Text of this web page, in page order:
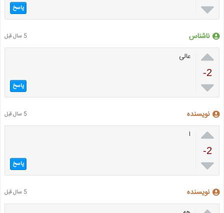
 پاسخ
ناشناس 5 سال قبل

-2

عالی
پاسخ
نویسنده 5 سال قبل

-2

ا
پاسخ
نویسنده 5 سال قبل